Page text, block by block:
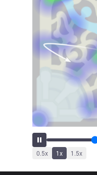
0.5x 1x 1.5x